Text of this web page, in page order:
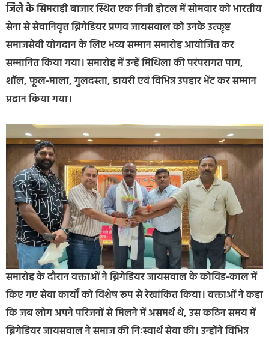
जिले केसिमराही बाजार स्थित एक निजी होटल में सोमवार को भारतीय
सेना से सेवानिवृत्त ब्रिगेडियर प्रणव जायसवाल को उनके उत्कृष्ट
समाजसेवी योगदान के लिए भव्य सम्मान समारोह आयोजित कर
सम्मानित किया गया। समारोह में उन्हें मिथिला की परंपरागत पाग,
शॉल, फूल-माला, गुलदस्ता, डायरी एवं विभिन्न उपहार भेंट कर सम्मान
प्रदान किया गया।
समारोह के दौरान वक्ताओं ने ब्रिगेडियर जायसवाल के कोविड-काल में
किए गए सेवा कार्यों को विशेष रूप से रेखांकित किया। वक्ताओं ने कहा
कि जब लोग अपने परिजनों से मिलने में असमर्थ थे, उस कठिन समय में
ब्रिगेडियर जायसवाल ने समाज की निःस्वार्थ सेवा की। उन्होंने विभिन्न